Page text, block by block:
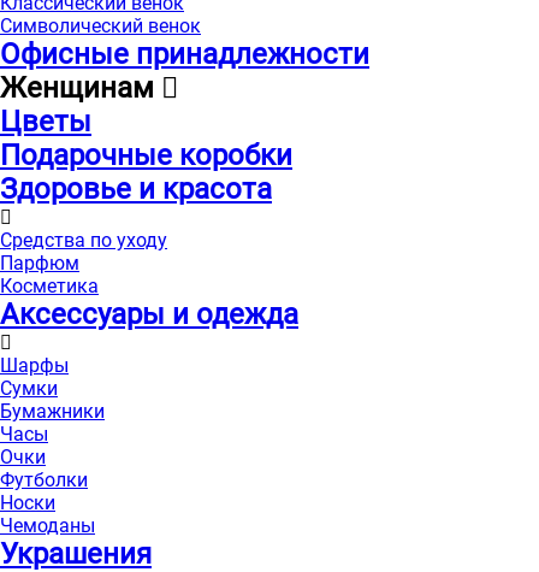
Символический венок
Офисные принадлежности
Женщинам
Цветы
Подарочные коробки
Здоровье и красота
Средства по уходу
Парфюм
Косметика
Аксессуары и одежда
Шарфы
Сумки
Бумажники
Часы
Очки
Футболки
Носки
Чемоданы
Украшения